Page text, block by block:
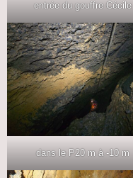
entrée du gouffre Cécile
dans le P20 m à -10 m